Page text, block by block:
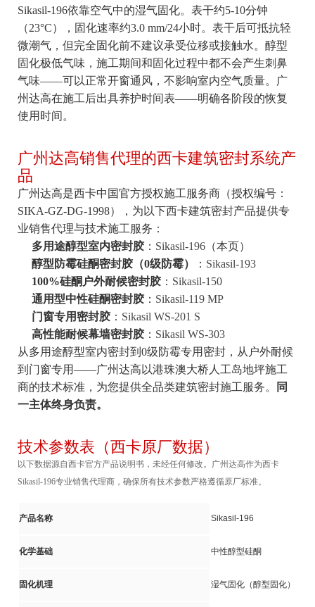
Sikasil-196依靠空气中的湿气固化。表干约5-10分钟
（23°C），固化速率约3.0 mm/24小时。表干后可抵抗轻
微潮气，但完全固化前不建议承受位移或接触水。醇型
固化极低气味，施工期间和固化过程中都不会产生刺鼻
气味——可以正常开窗通风，不影响室内空气质量。广
州达高在施工后出具养护时间表——明确各阶段的恢复
使用时间。
广州达高销售代理的西卡建筑密封系统产
品
广州达高是西卡中国官方授权施工服务商（授权编号：
SIKA-GZ-DG-1998），为以下西卡建筑密封产品提供专
业销售代理与技术施工服务：
多用途醇型室内密封胶： Sikasil-196（本页）
醇型防霉硅酮密封胶（0级防霉）
： Sikasil-193
100%硅酮户外耐候密封胶： Sikasil-150
通用型中性硅酮密封胶： Sikasil-119 MP
门窗专用密封胶： Sikasil WS-201 S
高性能耐候幕墙密封胶： Sikasil WS-303
从多用途醇型室内密封到0级防霉专用密封，从户外耐候
到门窗专用——广州达高以港珠澳大桥人工岛地坪施工
商的技术标准，为您提供全品类建筑密封施工服务。
同
一主体终身负责。
技术参数表（西卡原厂数据）
以下数据源自西卡官方产品说明书，未经任何修改。广州达高作为西卡
Sikasil-196专业销售代理商，确保所有技术参数严格遵循原厂标准。
产品名称 Sikasil-196
化学基础 中性醇型硅酮
固化机理 湿气固化（醇型固化）